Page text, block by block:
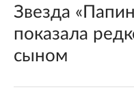
Звезда
показала
сыном